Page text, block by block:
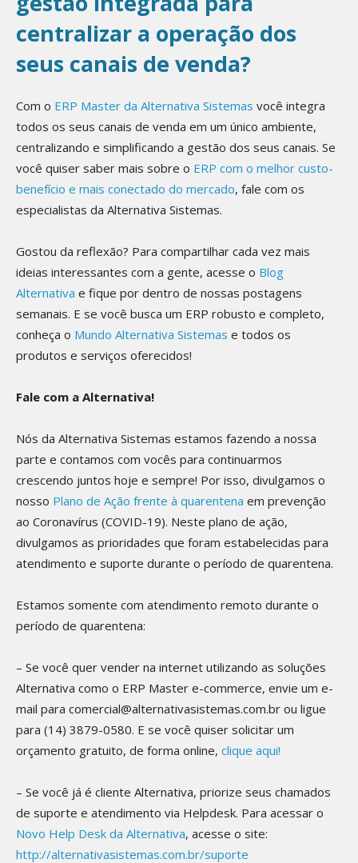
centralizar a operação dos
seus canais de venda?
Com o ERP Master da Alternativa Sistemas você integra
todos os seus canais de venda em um único ambiente,
centralizando e simplificando a gestão dos seus canais. Se
você quiser saber mais sobre o ERP com o melhor custo-
benefício e mais conectado do mercado, fale com os
especialistas da Alternativa Sistemas.
Gostou da reflexão? Para compartilhar cada vez mais
ideias interessantes com a gente, acesse o Blog
Alternativa e fique por dentro de nossas postagens
semanais. E se você busca um ERP robusto e completo,
conheça o Mundo Alternativa Sistemas e todos os
produtos e serviços oferecidos!
Fale com a Alternativa!
Nós da Alternativa Sistemas estamos fazendo a nossa
parte e contamos com vocês para continuarmos
crescendo juntos hoje e sempre! Por isso, divulgamos o
nosso Plano de Ação frente à quarentena em prevenção
ao Coronavírus (COVID-19). Neste plano de ação,
divulgamos as prioridades que foram estabelecidas para
atendimento e suporte durante o período de quarentena.
Estamos somente com atendimento remoto durante o
período de quarentena:
– Se você quer vender na internet utilizando as soluções
Alternativa como o ERP Master e-commerce, envie um e-
mail para comercial@alternativasistemas.com.br ou ligue
para (14) 3879-0580. E se você quiser solicitar um
orçamento gratuito, de forma online, clique aqui!
– Se você já é cliente Alternativa, priorize seus chamados
de suporte e atendimento via Helpdesk. Para acessar o
Novo Help Desk da Alternativa, acesse o site:
http://alternativasistemas.com.br/suporte